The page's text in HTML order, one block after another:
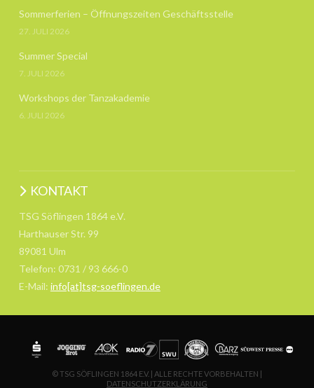
Sommerferien – Öffnungszeiten Geschäftsstelle
27. JULI 2026
Summer Special
7. JULI 2026
Workshops der Tanzakademie
6. JULI 2026
KONTAKT
TSG Söflingen 1864 e.V.
Harthauser Str. 99
89081 Ulm
Telefon: 0731 / 93 666-0
E-Mail: info[at]tsg-soeflingen.de
© TSG SÖFLINGEN 1864 E.V. | ALLE RECHTE VORBEHALTEN |
DATENSCHUTZERKLÄRUNG